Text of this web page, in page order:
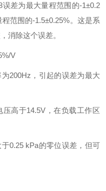
差为最大量程范围的-1±0.2
范围的-1.5±0.25%。这是系
消除这个误差。
V
200Hz，引起的误差为最大
高于14.5V，在负载工作区
0.25 kPa的零位误差，但可